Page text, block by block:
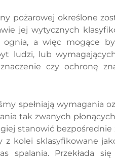
pożarowej określone
jej wytycznych
ognia, a więc mogące
ludzi, lub
czy ochronę
spełniają wymagania
tak zwanych
stanowić bezpośrednie
z kolei sklasyfikowane
spalania. Przekłada